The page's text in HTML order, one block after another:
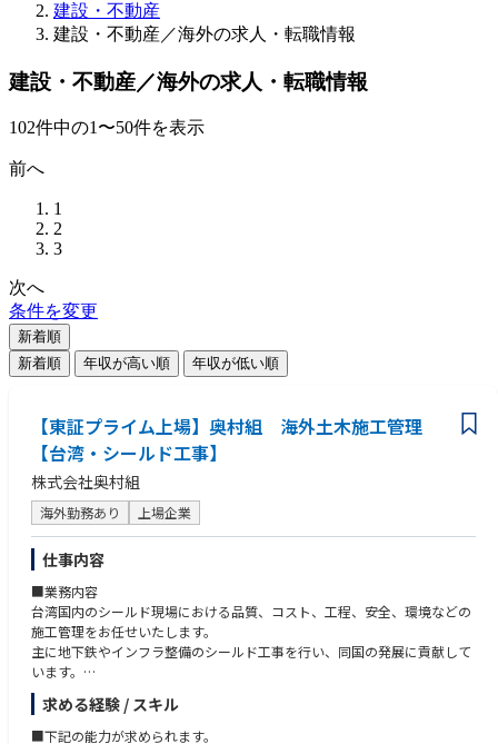
建設・不動産
建設・不動産／海外の求人・転職情報
建設・不動産／海外の求人・転職情報
102件中の1〜50件を表示
前へ
1
2
3
次へ
条件を変更
新着順
新着順
年収が高い順 年収が低い順
【東証プライム上場】奥村組 海外土木施工管理
【台湾・シールド工事】
株式会社奥村組
海外勤務あり 上場企業
仕事内容
■業務内容
台湾国内のシールド現場における品質、コスト、工程、安全、環境などの
施工管理をお任せいたします。
主に地下鉄やインフラ整備のシールド工事を行い、同国の発展に貢献して
います。
現在、台湾の手持ち工事は8現場で全てシールド工事です。
台湾は世界有数の親日国のため、日本語が話せるスタッフも多数います。
求める経験 / スキル
■下記の能力が求められます。